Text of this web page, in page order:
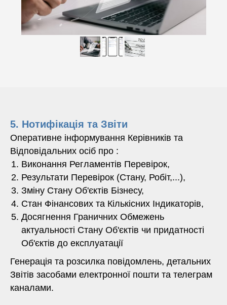
5. Нотифікація та Звіти
Оперативне інформування Керівників та
Відповідальних осіб про :
Виконання Регламентів Перевірок,
Результати Перевірок (Стану, Робіт,...),
Зміну Стану Об'єктів Бізнесу,
Стан Фінансових та Кількісних Індикаторів,
Досягнення Граничних Обмежень
актуальності Стану Об'єктів чи придатності
Об'єктів до експлуатації
Генерація та розсилка повідомлень, детальних
Звітів засобами електронної пошти та телеграм
каналами.